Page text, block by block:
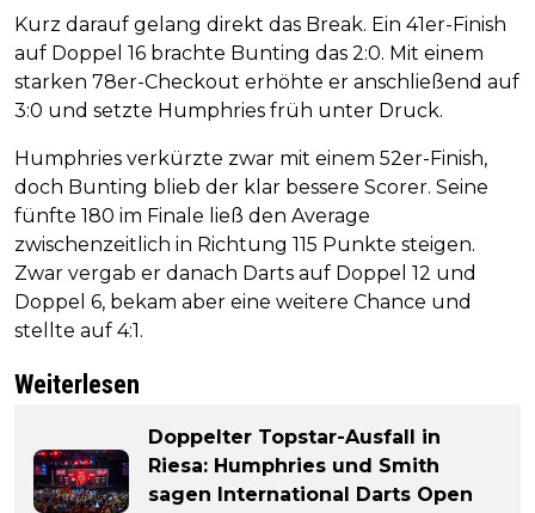
Kurz darauf gelang direkt das Break. Ein 41er-Finish
auf Doppel 16 brachte Bunting das 2:0. Mit einem
starken 78er-Checkout erhöhte er anschließend auf
3:0 und setzte Humphries früh unter Druck.
Humphries verkürzte zwar mit einem 52er-Finish,
doch Bunting blieb der klar bessere Scorer. Seine
fünfte 180 im Finale ließ den Average
zwischenzeitlich in Richtung 115 Punkte steigen.
Zwar vergab er danach Darts auf Doppel 12 und
Doppel 6, bekam aber eine weitere Chance und
stellte auf 4:1.
Weiterlesen
Doppelter Topstar-Ausfall in
Riesa: Humphries und Smith
sagen International Darts Open